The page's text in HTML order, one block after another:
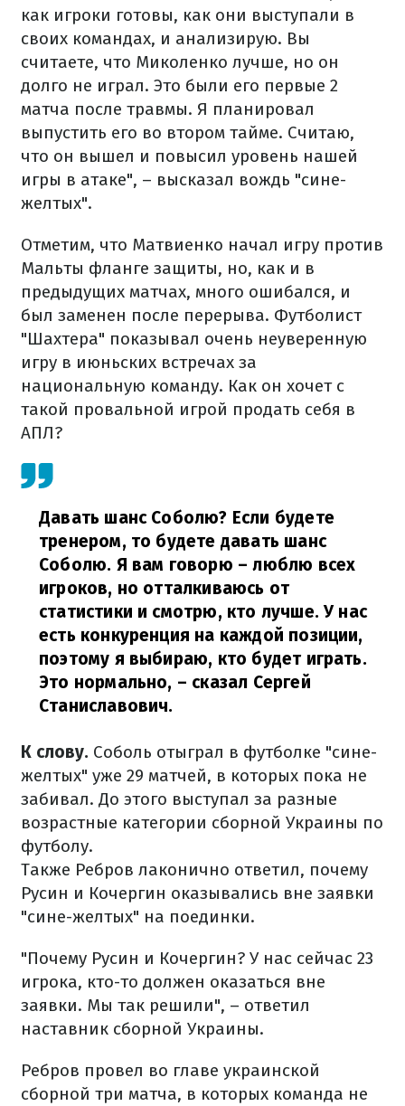
как игроки готовы, как они выступали в
своих командах, и анализирую. Вы
считаете, что Миколенко лучше, но он
долго не играл. Это были его первые 2
матча после травмы. Я планировал
выпустить его во втором тайме. Считаю,
что он вышел и повысил уровень нашей
игры в атаке", – высказал вождь "сине-
желтых".
Отметим, что Матвиенко начал игру против
Мальты фланге защиты, но, как и в
предыдущих матчах, много ошибался, и
был заменен после перерыва. Футболист
"Шахтера" показывал очень неуверенную
игру в июньских встречах за
национальную команду. Как он хочет с
такой провальной игрой продать себя в
АПЛ?
Давать шанс Соболю? Если будете
тренером, то будете давать шанс
Соболю. Я вам говорю – люблю всех
игроков, но отталкиваюсь от
статистики и смотрю, кто лучше. У нас
есть конкуренция на каждой позиции,
поэтому я выбираю, кто будет играть.
Это нормально, – сказал Сергей
Станиславович.
К слову. Соболь отыграл в футболке "сине-
желтых" уже 29 матчей, в которых пока не
забивал. До этого выступал за разные
возрастные категории сборной Украины по
футболу.
Также Ребров лаконично ответил, почему
Русин и Кочергин оказывались вне заявки
"сине-желтых" на поединки.
"Почему Русин и Кочергин? У нас сейчас 23
игрока, кто-то должен оказаться вне
заявки. Мы так решили", – ответил
наставник сборной Украины.
Ребров провел во главе украинской
сборной три матча, в которых команда не